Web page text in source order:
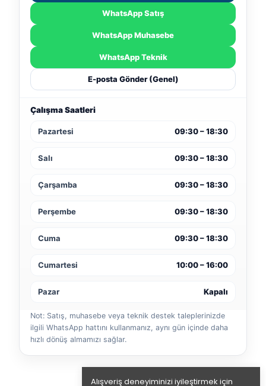
Alışveriş deneyiminizi iyileştirmek için
WhatsApp Satış
WhatsApp Muhasebe
WhatsApp Teknik
E-posta Gönder (Genel)
Çalışma Saatleri
Pazartesi 09:30 – 18:30
Salı 09:30 – 18:30
Çarşamba 09:30 – 18:30
Perşembe 09:30 – 18:30
Cuma 09:30 – 18:30
Cumartesi 10:00 – 16:00
Pazar Kapalı
Not: Satış, muhasebe veya teknik destek taleplerinizde
ilgili WhatsApp hattını kullanmanız, aynı gün içinde daha
hızlı dönüş almamızı sağlar.